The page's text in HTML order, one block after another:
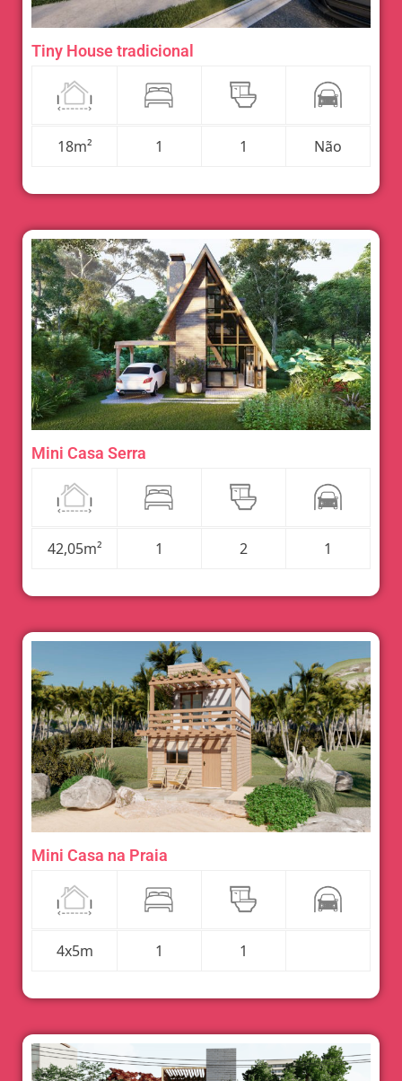
Tiny House tradicional
18m² 1 1 Não
Mini Casa Serra
42,05m² 1 2 1
Mini Casa na Praia
4x5m 1 1